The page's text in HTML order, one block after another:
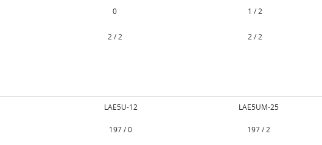
0 1 / 2
2 / 2 2 / 2
LAE5U-12 LAE5UM-25
197 / 0 197 / 2